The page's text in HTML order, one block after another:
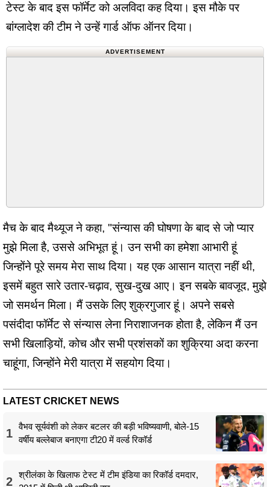
टेस्ट के बाद इस फॉर्मेट को अलविदा कह दिया। इस मौके पर
बांग्लादेश की टीम ने उन्हें गार्ड ऑफ ऑनर दिया।
ADVERTISEMENT
मैच के बाद मैथ्यूज ने कहा, "संन्यास की घोषणा के बाद से जो प्यार
मुझे मिला है, उससे अभिभूत हूं। उन सभी का हमेशा आभारी हूं
जिन्होंने पूरे समय मेरा साथ दिया। यह एक आसान यात्रा नहीं थी,
इसमें बहुत सारे उतार-चढ़ाव, सुख-दुख आए। इन सबके बावजूद, मुझे
जो समर्थन मिला। मैं उसके लिए शुक्रगुजार हूं। अपने सबसे
पसंदीदा फॉर्मेट से संन्यास लेना निराशाजनक होता है, लेकिन मैं उन
सभी खिलाड़ियों, कोच और सभी प्रशंसकों का शुक्रिया अदा करना
चाहूंगा, जिन्होंने मेरी यात्रा में सहयोग दिया।
LATEST CRICKET NEWS
1
वैभव सूर्यवंशी को लेकर बटलर की बड़ी भविष्यवाणी, बोले-15
वर्षीय बल्लेबाज बनाएगा टी20 में वर्ल्ड रिकॉर्ड
2
श्रीलंका के खिलाफ टेस्ट में टीम इंडिया का रिकॉर्ड दमदार,